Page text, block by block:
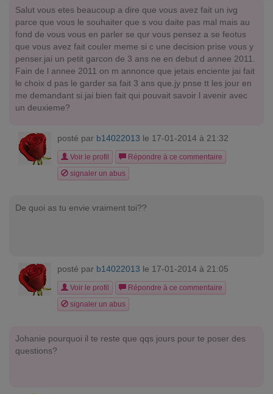
Salut vous etes beaucoup a dire que vous avez fait un ivg
parce que vous le souhaiter que s vou daite pas mal mais au
fond de vous vous en parler se qur vous pensez a se feotus
que vous avez fait couler meme si c une decision prise vous y
penser.jai un petit garcon de 3 ans ne en debut d annee 2011.
Fain de l annee 2011 on m annonce que jetais enciente jai fait
le choix d pas le garder sa fait 3 ans que.jy pnse tt les jour en
me demandant si.jai bien fait qui pouvait savoir l avenir avec
un deuxieme?
posté par b14022013 le 17-01-2014 à 21:32
Voir le profil
Répondre à ce commentaire
signaler un abus
De quoi as tu envie vraiment toi??
posté par b14022013 le 17-01-2014 à 21:05
Voir le profil
Répondre à ce commentaire
signaler un abus
Johanie pourquoi il te reste que qqs jours pour te poser des
questions?